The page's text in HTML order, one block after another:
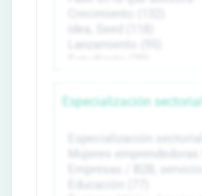
Especialización sectorial